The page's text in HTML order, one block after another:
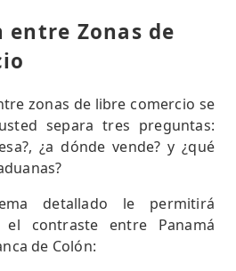
entre Zonas de
zonas de libre comercio se
separa tres preguntas:
¿a dónde vende? y ¿qué
detallado le permitirá
el contraste entre Panamá
de Colón: